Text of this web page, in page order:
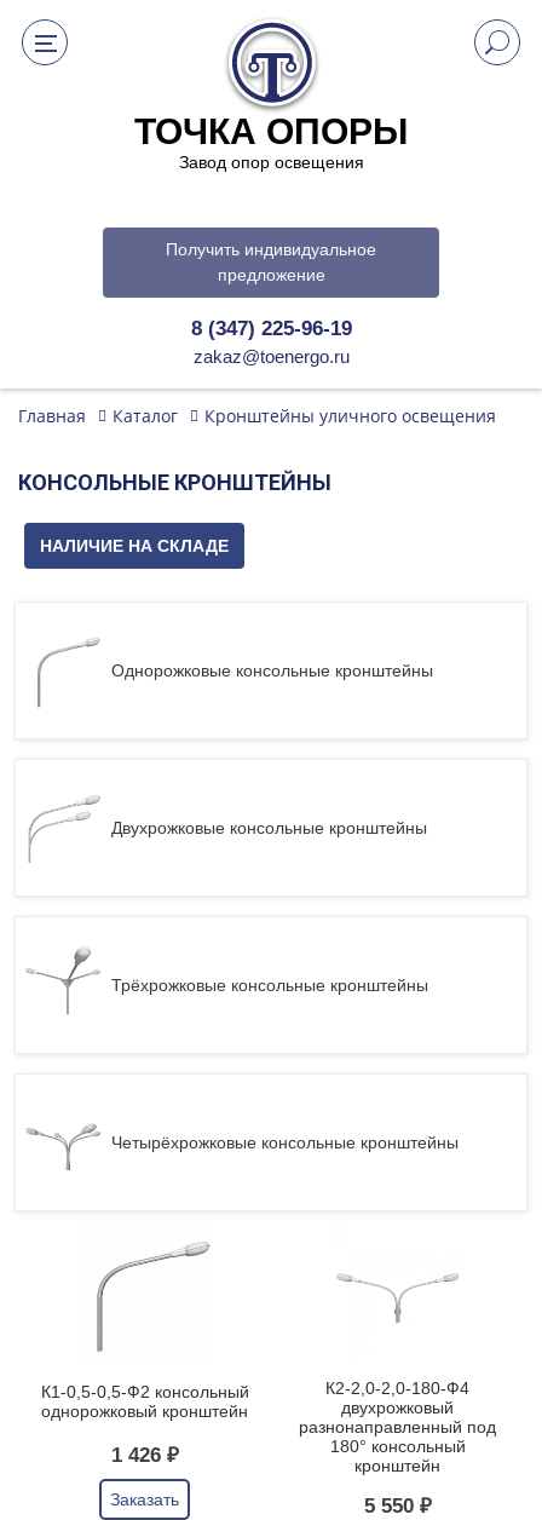
ТОЧКА ОПОРЫ
Завод опор освещения
Получить индивидуальное
предложение
8 (347) 225-96-19
zakaz@toenergo.ru
Главная Каталог Кронштейны уличного освещения
КОНСОЛЬНЫЕ КРОНШТЕЙНЫ
НАЛИЧИЕ НА СКЛАДЕ
Однорожковые консольные кронштейны
Двухрожковые консольные кронштейны
Трёхрожковые консольные кронштейны
Четырёхрожковые консольные кронштейны
К1-0,5-0,5-Ф2 консольный
однорожковый кронштейн
1 426 ₽
Заказать
К2-2,0-2,0-180-Ф4
двухрожковый
разнонаправленный под
180° консольный
кронштейн
5 550 ₽